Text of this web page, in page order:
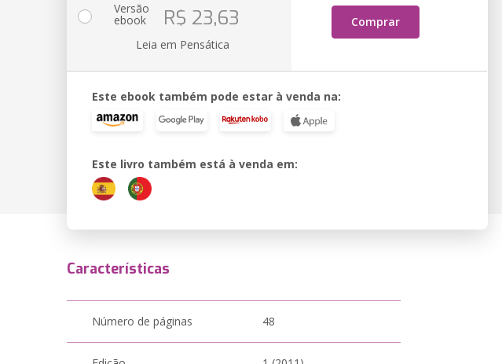
Comprar
Versão
ebook R$ 23,63
Leia em Pensática
Este ebook também pode estar à venda na:
Este livro também está à venda em:
Características
Número de páginas 48